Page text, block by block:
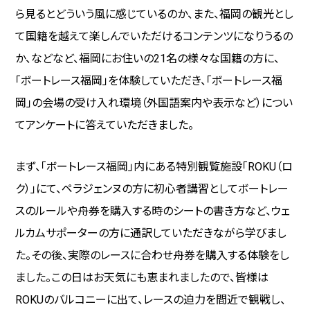
ら見るとどういう風に感じているのか、また、福岡の観光とし
て国籍を越えて楽しんでいただけるコンテンツになりうるの
か、などなど、福岡にお住いの21名の様々な国籍の方に、
「ボートレース福岡」を体験していただき、「ボートレース福
岡」の会場の受け入れ環境（外国語案内や表示など）につい
てアンケートに答えていただきました。
まず、「ボートレース福岡」内にある特別観覧施設「ROKU（ロ
ク）」にて、ペラジェンヌの方に初心者講習としてボートレー
スのルールや舟券を購入する時のシートの書き方など、ウェ
ルカムサポーターの方に通訳していただきながら学びまし
た。その後、実際のレースに合わせ舟券を購入する体験をし
ました。この日はお天気にも恵まれましたので、皆様は
ROKUのバルコニーに出て、レースの迫力を間近で観戦し、